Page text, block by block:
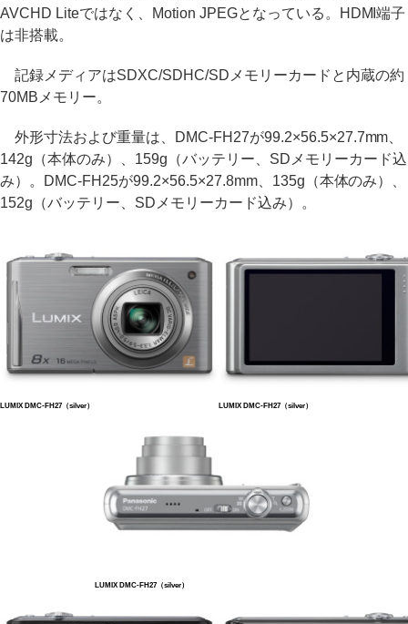
AVCHD Liteではなく、Motion JPEGとなっている。HDMI端子
は非搭載。
記録メディアはSDXC/SDHC/SDメモリーカードと内蔵の約
70MBメモリー。
外形寸法および重量は、DMC-FH27が99.2×56.5×27.7mm、
142g（本体のみ）、159g（バッテリー、SDメモリーカード込
み）。DMC-FH25が99.2×56.5×27.8mm、135g（本体のみ）、
152g（バッテリー、SDメモリーカード込み）。
LUMIX DMC-FH27（silver） LUMIX DMC-FH27（silver）
LUMIX DMC-FH27（silver）